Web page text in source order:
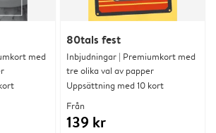
med
80tals fest
Inbjudningar | Premiumkort med
tre olika val av papper
Uppsättning med 10 kort
Från
139 kr